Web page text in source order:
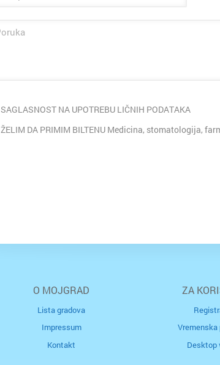
SAGLASNOST NA UPOTREBU LIČNIH PODATAKA
ŽELIM DA PRIMIM BILTENU Medicina, stomatologija,
O MOJGRAD
Lista gradova
Impressum
Kontakt
ZA
Vremenska
Desktop